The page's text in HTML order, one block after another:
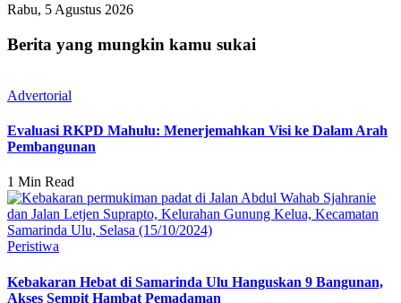
Rabu, 5 Agustus 2026
Berita yang mungkin kamu sukai
Advertorial
Evaluasi RKPD Mahulu: Menerjemahkan Visi ke Dalam Arah
Pembangunan
1 Min Read
Peristiwa
Kebakaran Hebat di Samarinda Ulu Hanguskan 9 Bangunan,
Akses Sempit Hambat Pemadaman